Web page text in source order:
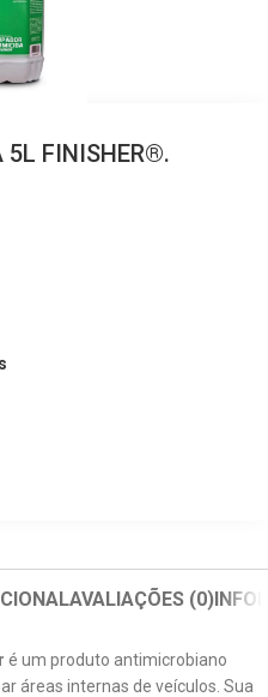
5L FINISHER®.
AVALIAÇÕES (0)
é um produto antimicrobiano
áreas internas de veículos. Sua